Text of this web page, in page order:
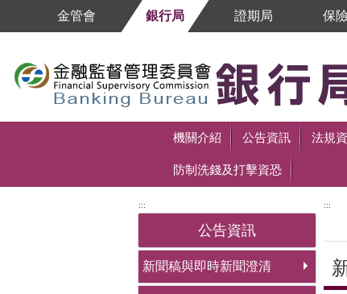
跳到主要內容區塊
金管會 銀行局 證期局 保
機關介紹 公告資訊 法規
防制洗錢及打擊資恐
:::
公告資訊
新聞稿與即時新聞澄清
:::